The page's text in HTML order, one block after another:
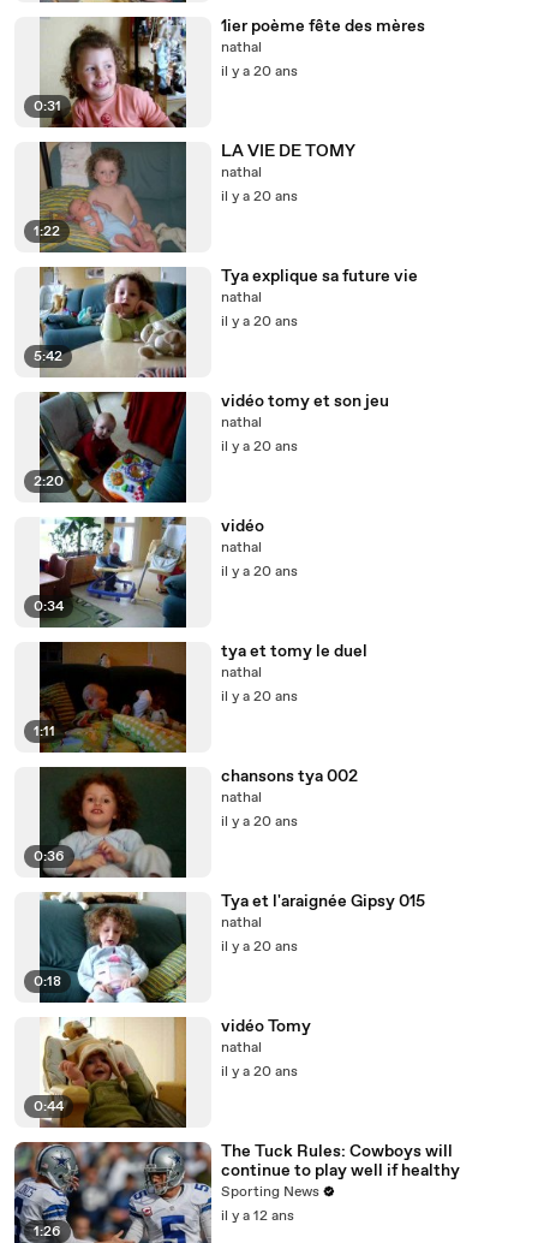
0:31
1ier poème fête des mères
nathal
il y a 20 ans
1:22
LA VIE DE TOMY
nathal
il y a 20 ans
5:42
Tya explique sa future vie
nathal
il y a 20 ans
2:20
vidéo tomy et son jeu
nathal
il y a 20 ans
0:34
vidéo
nathal
il y a 20 ans
1:11
tya et tomy le duel
nathal
il y a 20 ans
0:36
chansons tya 002
nathal
il y a 20 ans
0:18
Tya et l'araignée Gipsy 015
nathal
il y a 20 ans
0:44
vidéo Tomy
nathal
il y a 20 ans
1:26
The Tuck Rules: Cowboys will
continue to play well if healthy
Sporting News
il y a 12 ans